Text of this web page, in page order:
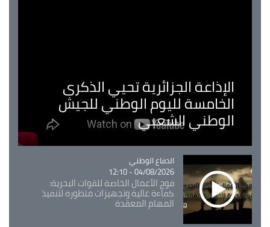
الإذاعة الجزائرية تحيي الذكرى
الخامسة لليوم الوطني للجيش
الوطني الشعبي
Catégorie
الدفاع الوطني
04/08/2026 - 12:10
فوج الأعمال الخاصة للقوات البحرية:
كفاءة عالية وتجهيزات متطورة لتنفيذ
المهام المعقدة